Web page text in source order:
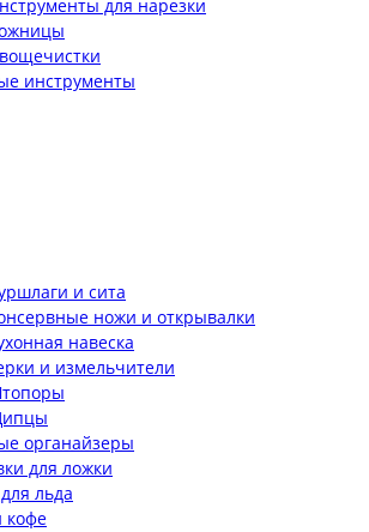
для нарезки
инструменты
и сита
ножи и открывалки
навеска
и измельчители
органайзеры
для ложки
льда
кофе